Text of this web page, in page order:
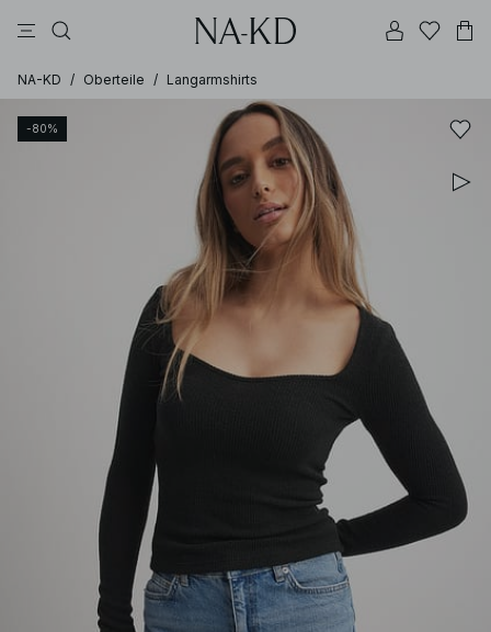
NA-KD / Oberteile / Langarmshirts
-80%